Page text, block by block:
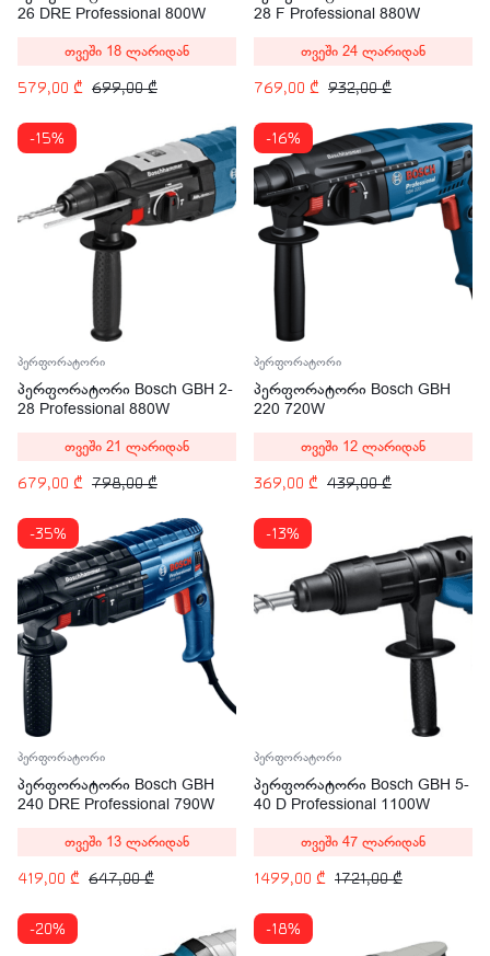
26 DRE Professional 800W
699,00₾
579,00 ₾
თვეში 18 ლარიდან
28 F Professional 880W
932,00₾
769,00 ₾
თვეში 24 ლარიდან
-15%
პერფორატორი
პერფორატორი Bosch GBH 2-
28 Professional 880W
798,00₾
679,00 ₾
თვეში 21 ლარიდან
-16%
პერფორატორი
პერფორატორი Bosch GBH
220 720W
439,00₾
369,00 ₾
თვეში 12 ლარიდან
-35%
პერფორატორი
პერფორატორი Bosch GBH
240 DRE Professional 790W
647,00₾
419,00 ₾
თვეში 13 ლარიდან
-13%
პერფორატორი
პერფორატორი Bosch GBH 5-
40 D Professional 1100W
1721,00₾
1499,00 ₾
თვეში 47 ლარიდან
-20% -18%